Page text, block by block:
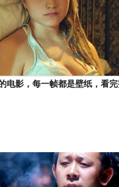
电影，每一帧都是壁纸，看